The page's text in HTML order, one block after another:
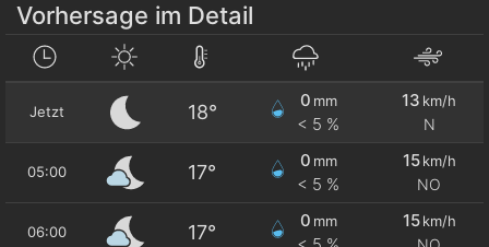
Vorhersage im Detail
Jetzt 18°
0 mm
< 5 %
13 km/h
N
05:00 17°
0 mm
< 5 %
15 km/h
NO
06:00 17°
0 mm 15 km/h